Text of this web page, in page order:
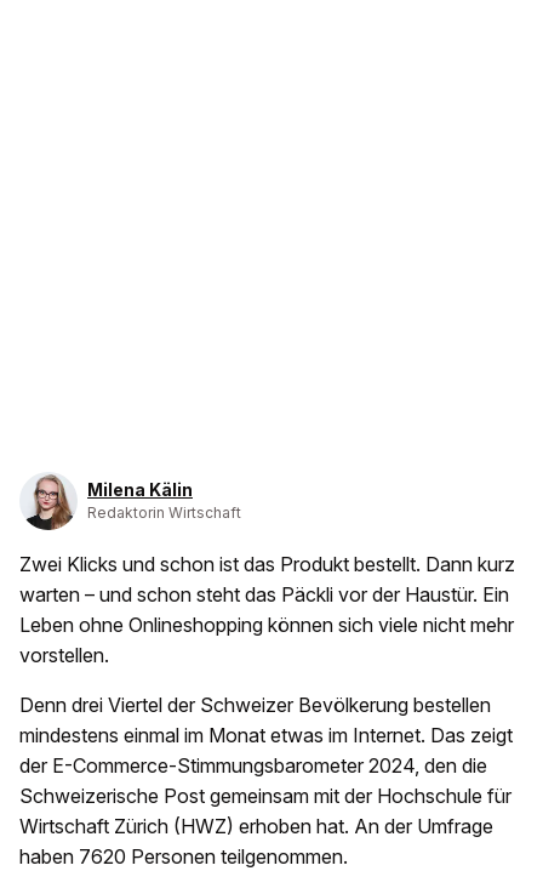
Milena Kälin
Redaktorin Wirtschaft
Zwei Klicks und schon ist das Produkt bestellt. Dann kurz
warten – und schon steht das Päckli vor der Haustür. Ein
Leben ohne Onlineshopping können sich viele nicht mehr
vorstellen.
Denn drei Viertel der Schweizer Bevölkerung bestellen
mindestens einmal im Monat etwas im Internet. Das zeigt
der E-Commerce-Stimmungsbarometer 2024, den die
Schweizerische Post gemeinsam mit der Hochschule für
Wirtschaft Zürich (HWZ) erhoben hat. An der Umfrage
haben 7620 Personen teilgenommen.